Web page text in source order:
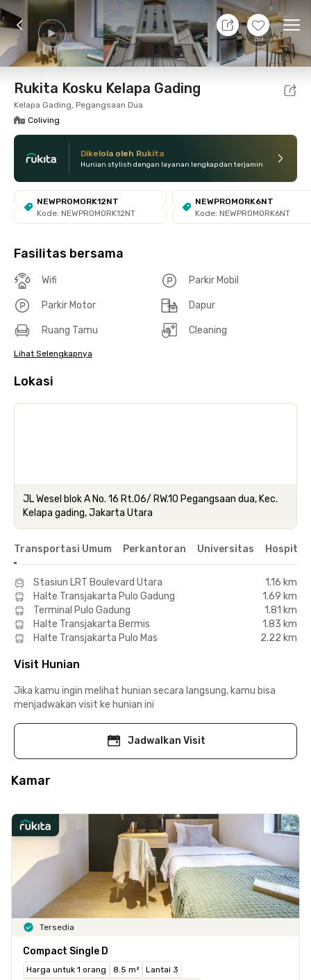
+14
7 Agt 26 - Belum tahu
Foto Fasilitas bersama Lokasi Kamar
Rukita Kosku Kelapa Gading
Kelapa Gading, Pegangsaan Dua
Coliving
Dikelola oleh Rukita
Hunian stylish dengan layanan lengkap dan terjamin
NEWPROMORK12NT
Kode: NEWPROMORK12NT
NEWPROMORK6NT
Kode: NEWPROMORK6NT
Fasilitas bersama
Wifi Parkir Mobil
Parkir Motor Dapur
Ruang Tamu Cleaning
Lihat Selengkapnya
Lokasi
JL Wesel blok A No. 16 Rt.06/ RW.10 Pegangsaan dua, Kec.
Kelapa gading, Jakarta Utara
Transportasi Umum Perkantoran Universitas Hospital
Stasiun LRT Boulevard Utara
1.16 km
Halte Transjakarta Pulo Gadung
1.69 km
Terminal Pulo Gadung
1.81 km
Halte Transjakarta Bermis
1.83 km
Halte Transjakarta Pulo Mas
2.22 km
Visit Hunian
Jika kamu ingin melihat hunian secara langsung, kamu bisa
menjadwakan visit ke hunian ini
Jadwalkan Visit
Kamar
Tersedia
Compact Single D
Harga untuk 1 orang 8.5 m²
Lantai 3